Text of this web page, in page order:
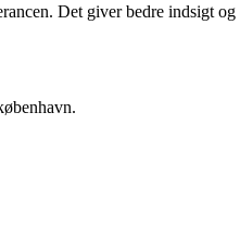
Det giver bedre indsigt